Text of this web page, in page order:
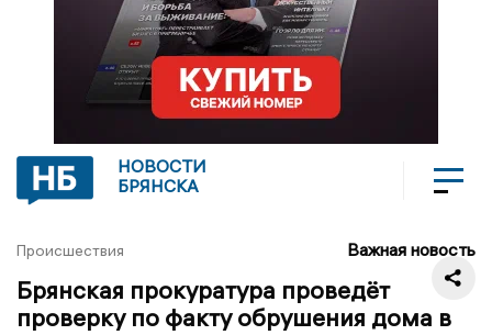
НОВОСТИ
БРЯНСКА
Происшествия Важная новость
Брянская прокуратура проведёт
проверку по факту обрушения дома в